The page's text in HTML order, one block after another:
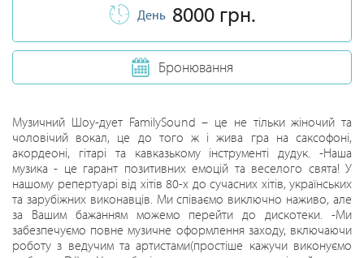
День 8000 грн.
Бронювання
Музичний Шоу-дует FamilySound – це не тільки жіночий та
чоловічий вокал, це до того ж і жива гра на саксофоні,
акордеоні, гітарі та кавказькому інструменті дудук. -Наша
музика - це гарант позитивних емоцій та веселого свята! У
нашому репертуарі від хітів 80-х до сучасних хітів, українських
та зарубіжних виконавців. Ми співаємо виключно наживо, але
за Вашим бажанням можемо перейти до дискотеки. -Ми
забезпечуємо повне музичне оформлення заходу, включаючи
роботу з ведучим та артистами(простіше кажучи виконуємо